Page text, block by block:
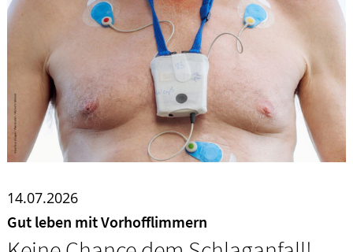
ELTERN UND KIND
14.07.2026
Gut leben mit Vorhofflimmern